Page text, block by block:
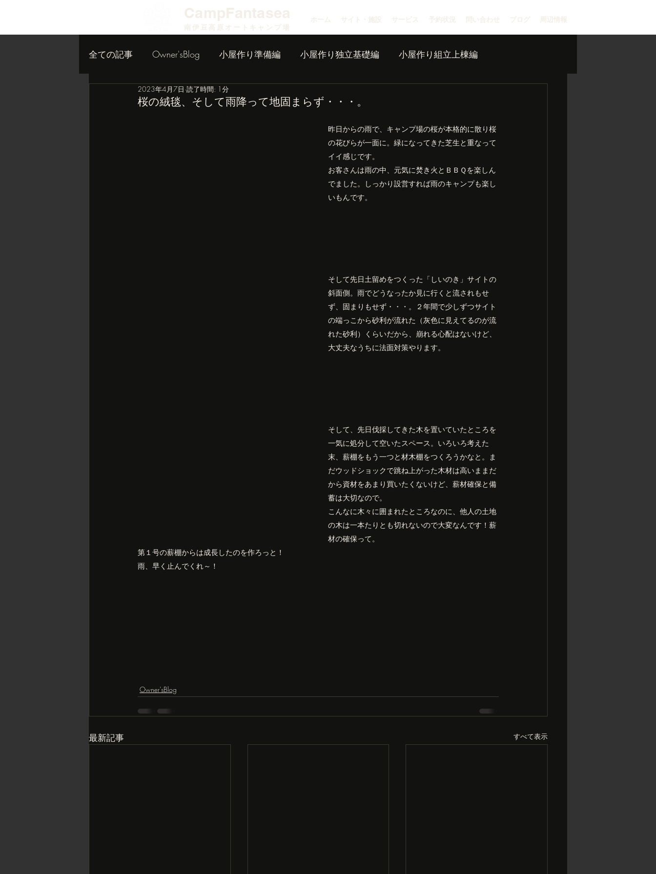
​CampFantasea ホーム サイト・施設 サービス 予約状況 問い合わせ ブログ 周辺情報
南伊豆高原オートキャンプ場
全ての記事 Owner'sBlog 小屋作り準備編 小屋作り独立基礎編 小屋作り組立上棟編
小屋作り内装編
桜の絨毯、そして雨降って地固まらず・・・。
2023年4月7日 読了時間: 1分
昨日からの雨で、キャンプ場の桜が本格的に散り桜
の花びらが一面に。緑になってきた芝生と重なって
イイ感じです。
お客さんは雨の中、元気に焚き火とＢＢＱを楽しん
でました。しっかり設営すれば雨のキャンプも楽し
いもんです。
そして先日土留めをつくった「しいのき」サイトの
斜面側。雨でどうなったか見に行くと流されもせ
ず、固まりもせず・・・。２年間で少しずつサイト
の端っこから砂利が流れた（灰色に見えてるのが流
れた砂利）くらいだから、崩れる心配はないけど、
大丈夫なうちに法面対策やります。
そして、先日伐採してきた木を置いていたところを
一気に処分して空いたスペース。いろいろ考えた
末、薪棚をもう一つと材木棚をつくろうかなと。ま
だウッドショックで跳ね上がった木材は高いままだ
から資材をあまり買いたくないけど、薪材確保と備
蓄は大切なので。
こんなに木々に囲まれたところなのに、他人の土地
の木は一本たりとも切れないので大変なんです！薪
材の確保って。
第１号の薪棚からは成長したのを作ろっと！
雨、早く止んでくれ～！
Owner'sBlog
最新記事 すべて表示